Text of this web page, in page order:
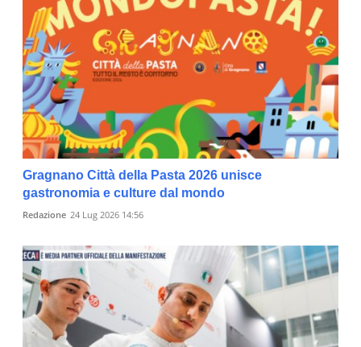
Gragnano Città della Pasta 2026 unisce
gastronomia e culture dal mondo
Redazione 24 Lug 2026 14:56